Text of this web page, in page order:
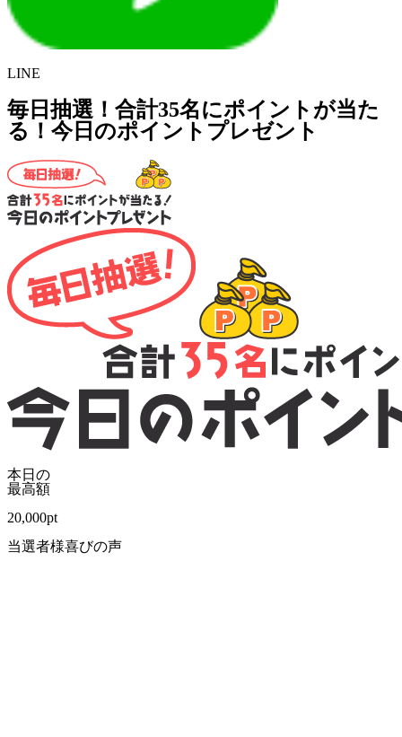
LINE
毎日抽選！合計35名にポイントが当た
る！今日のポイントプレゼント
本日の
最高額
20,000pt
当選者様喜びの声